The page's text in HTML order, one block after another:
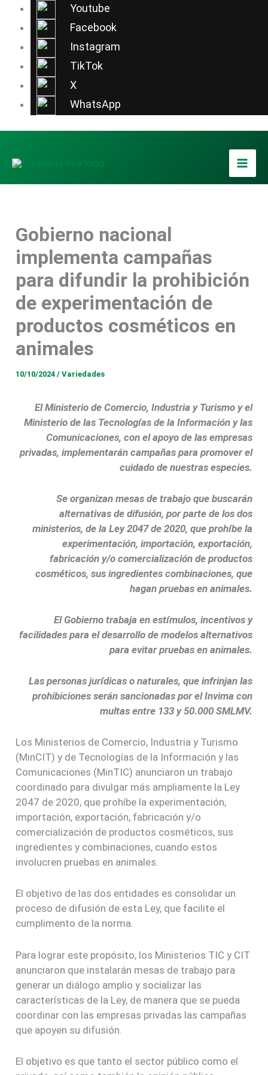
Youtube
Facebook
Instagram
TikTok
X
WhatsApp
contenido
Gobierno nacional
implementa campañas
para difundir la prohibición
de experimentación de
productos cosméticos en
animales
10/10/2024/Variedades
El Ministerio de Comercio, Industria y Turismo y el
Ministerio de las Tecnologías de la Información y las
Comunicaciones, con el apoyo de las empresas
privadas, implementarán campañas para promover el
cuidado de nuestras especies.
Se organizan mesas de trabajo que buscarán
alternativas de difusión, por parte de los dos
ministerios, de la Ley 2047 de 2020, que prohíbe la
experimentación, importación, exportación,
fabricación y/o comercialización de productos
cosméticos, sus ingredientes combinaciones, que
hagan pruebas en animales.
El Gobierno trabaja en estímulos, incentivos y
facilidades para el desarrollo de modelos alternativos
para evitar pruebas en animales.
Las personas jurídicas o naturales, que infrinjan las
prohibiciones serán sancionadas por el Invima con
multas entre 133 y 50.000 SMLMV.
Los Ministerios de Comercio, Industria y Turismo
(MinCIT) y de Tecnologías de la Información y las
Comunicaciones (MinTIC) anunciaron un trabajo
coordinado para divulgar más ampliamente la Ley
2047 de 2020, que prohíbe la experimentación,
importación, exportación, fabricación y/o
comercialización de productos cosméticos, sus
ingredientes y combinaciones, cuando estos
involucren pruebas en animales.
El objetivo de las dos entidades es consolidar un
proceso de difusión de esta Ley, que facilite el
cumplimento de la norma.
Para lograr este propósito, los Ministerios TIC y CIT
anunciaron que instalarán mesas de trabajo para
generar un diálogo amplio y socializar las
características de la Ley, de manera que se pueda
coordinar con las empresas privadas las campañas
que apoyen su difusión.
El objetivo es que tanto el sector público como el